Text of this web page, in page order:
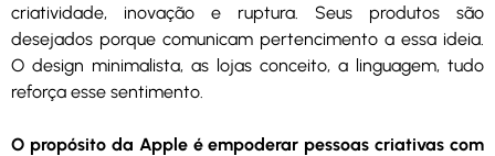
criatividade, inovação e ruptura. Seus produtos são
desejados porque comunicam pertencimento a essa ideia.
O design minimalista, as lojas conceito, a linguagem, tudo
reforça esse sentimento.
O propósito da Apple é empoderar pessoas criativas com